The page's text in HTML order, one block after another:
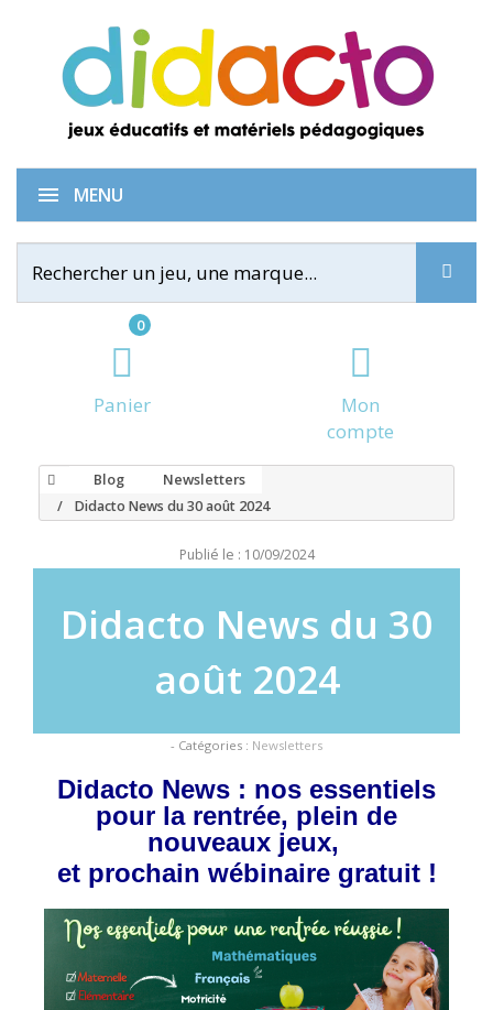
0
Panier
Mon
compte
MENU
Blog Newsletters
Didacto News du 30 août 2024
Publié le : 10/09/2024
Didacto News du 30
août 2024
- Catégories : Newsletters
Didacto News : nos essentiels
pour la rentrée, plein de
nouveaux jeux,
et prochain wébinaire gratuit !